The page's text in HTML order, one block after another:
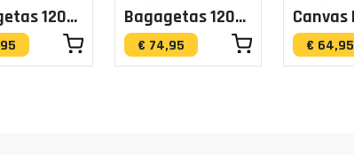
Bagagetas 1200 Zwart 20L Bagagetas 1200 Zwart 28L
€ 74,95 € 64,95